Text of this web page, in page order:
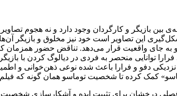
بین بازیگر و کارگردان وجود دارد و نه
این تصاویر است خود نیز مخلوق و بازیگر
و به جای واقعیت قرار می‌دهد. تناقض حضور همزمان
توانایی منحصر به فردی در دیالوگ کردن با
دفو و فرارا باعث شده نوعی ذهن‌خوانی و
کمک کرده تا شخصیت توماسو همان گونه
درخشان برای تثبیت ایده و آشکارسازی